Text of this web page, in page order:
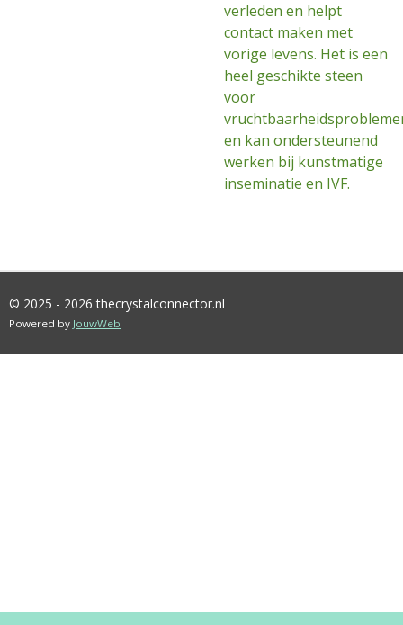
verleden en helpt
contact maken met
vorige levens. Het is een
heel geschikte steen
voor
en kan ondersteunend
werken bij kunstmatige
inseminatie en IVF.
© 2025 - 2026 thecrystalconnector.nl
Powered by JouwWeb